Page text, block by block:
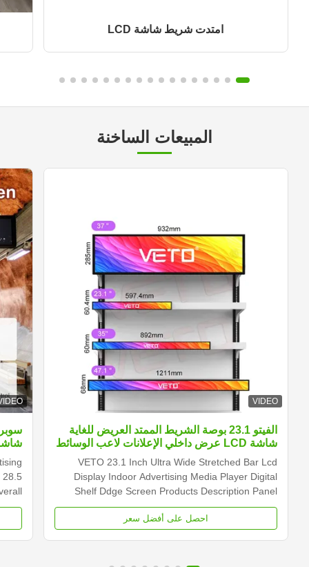
امتدت شريط شاشة LCD
المبيعات الساخنة
VIDEO
الفيتو 23.1 بوصة الشريط الممتد العريض للغاية
شاشة LCD عرض داخلي الإعلانات لاعب الوسائط
الرقمية الرف الحافة الشاشة
VETO 23.1 Inch Ultra Wide Stretched Bar Lcd
Display Indoor Advertising Media Player Digital
Shelf Ddge Screen Products Description Panel
type 23.1 inch LCD screen Installation Wall mount
Display dimension 585.6mm *48.19mm Display
احصل على أفضل سعر
28.5